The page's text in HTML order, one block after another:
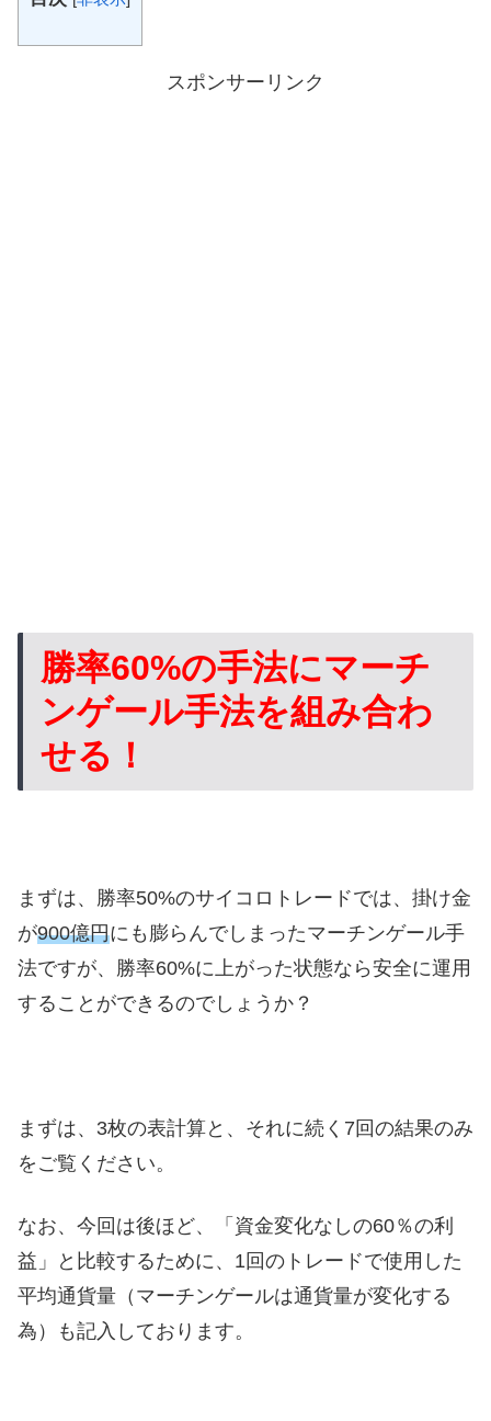
スポンサーリンク
勝率60%の手法にマーチ
ンゲール手法を組み合わ
せる！
まずは、勝率50%のサイコロトレードでは、掛け金
が900億円にも膨らんでしまったマーチンゲール手
法ですが、勝率60%に上がった状態なら安全に運用
することができるのでしょうか？
まずは、3枚の表計算と、それに続く7回の結果のみ
をご覧ください。
なお、今回は後ほど、「資金変化なしの60％の利
益」と比較するために、1回のトレードで使用した
平均通貨量（マーチンゲールは通貨量が変化する
為）も記入しております。